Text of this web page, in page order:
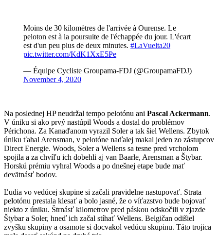
Moins de 30 kilomètres de l'arrivée à Ourense. Le
peloton est à la poursuite de l'échappée du jour. L'écart
est d'un peu plus de deux minutes. #LaVuelta20
pic.twitter.com/KdK1XxE5Pe
— Équipe Cycliste Groupama-FDJ (@GroupamaFDJ)
November 4, 2020
Na poslednej HP neudržal tempo pelotónu ani Pascal Ackermann.
V úniku si ako prvý nastúpil Woods a dostal do problémov
Périchona. Za Kanaďanom vyrazil Soler a tak šiel Wellens. Zbytok
úniku ťahal Arensman, v pelotóne naďalej makal jeden zo zástupcov
Direct Energie. Woods, Soler a Wellens sa tesne pred vrcholom
spojila a za chvíľu ich dobehli aj van Baarle, Arensman a Štybar.
Horskú prémiu vyhral Woods a po dnešnej etape bude mať
devätnásť bodov.
Ľudia vo vedúcej skupine si začali pravidelne nastupovať. Strata
pelotónu prestala klesať a bolo jasné, že o víťazstvo bude bojovať
niekto z úniku. Štrnásť kilometrov pred páskou odskočili v zjazde
Štybar a Soler, hneď ich začal stíhať Wellens. Belgičan odišiel
zvyšku skupiny a osamote si docvakol vedúcu skupinu. Táto trojica